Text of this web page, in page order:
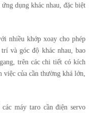
dụng khác nhau, đặc biệt
nhiều khớp xoay cho phép
và góc độ khác nhau, bao
trên các chi tiết có kích
việc của cần thường khá lớn,
các máy taro cần điện servo